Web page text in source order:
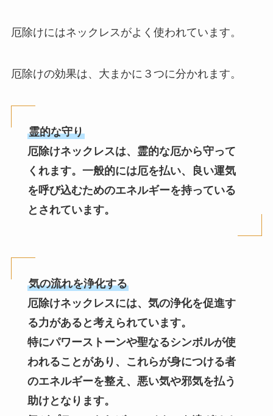
厄除けにはネックレスがよく使われています。
厄除けの効果は、大まかに３つに分かれます。
霊的な守り
厄除けネックレスは、霊的な厄から守って
くれます。一般的には厄を払い、良い運気
を呼び込むためのエネルギーを持っている
とされています。
気の流れを浄化する
厄除けネックレスには、気の浄化を促進す
る力があると考えられています。
特にパワーストーンや聖なるシンボルが使
われることがあり、これらが身につける者
のエネルギーを整え、悪い気や邪気を払う
助けとなります。